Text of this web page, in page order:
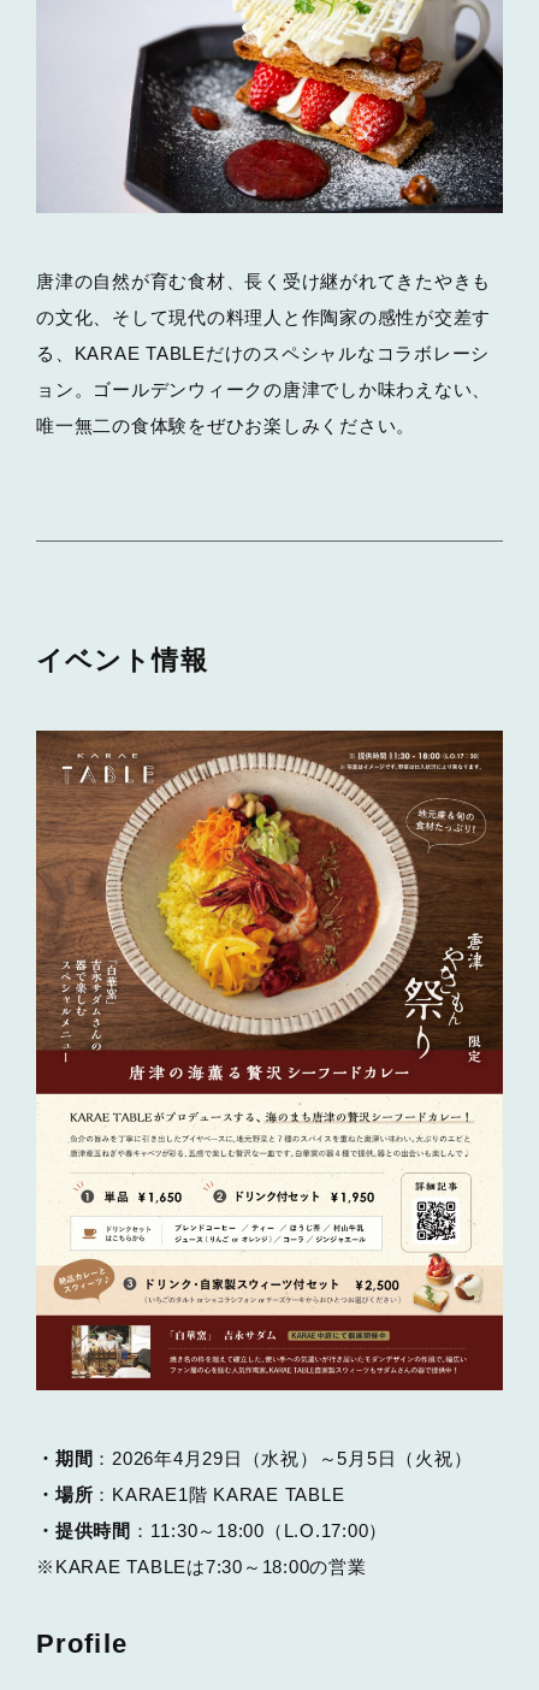
唐津の自然が育む食材、長く受け継がれてきたやきも
の文化、そして現代の料理人と作陶家の感性が交差す
る、KARAE TABLEだけのスペシャルなコラボレーシ
ョン。ゴールデンウィークの唐津でしか味わえない、
唯一無二の食体験をぜひお楽しみください。
イベント情報
・期間 ：2026年4月29日（水祝）～5月5日（火祝）
・場所 ：KARAE1階 KARAE TABLE
・提供時間 ：11:30～18:00（L.O.17:00）
※KARAE TABLEは7:30～18:00の営業
Profile